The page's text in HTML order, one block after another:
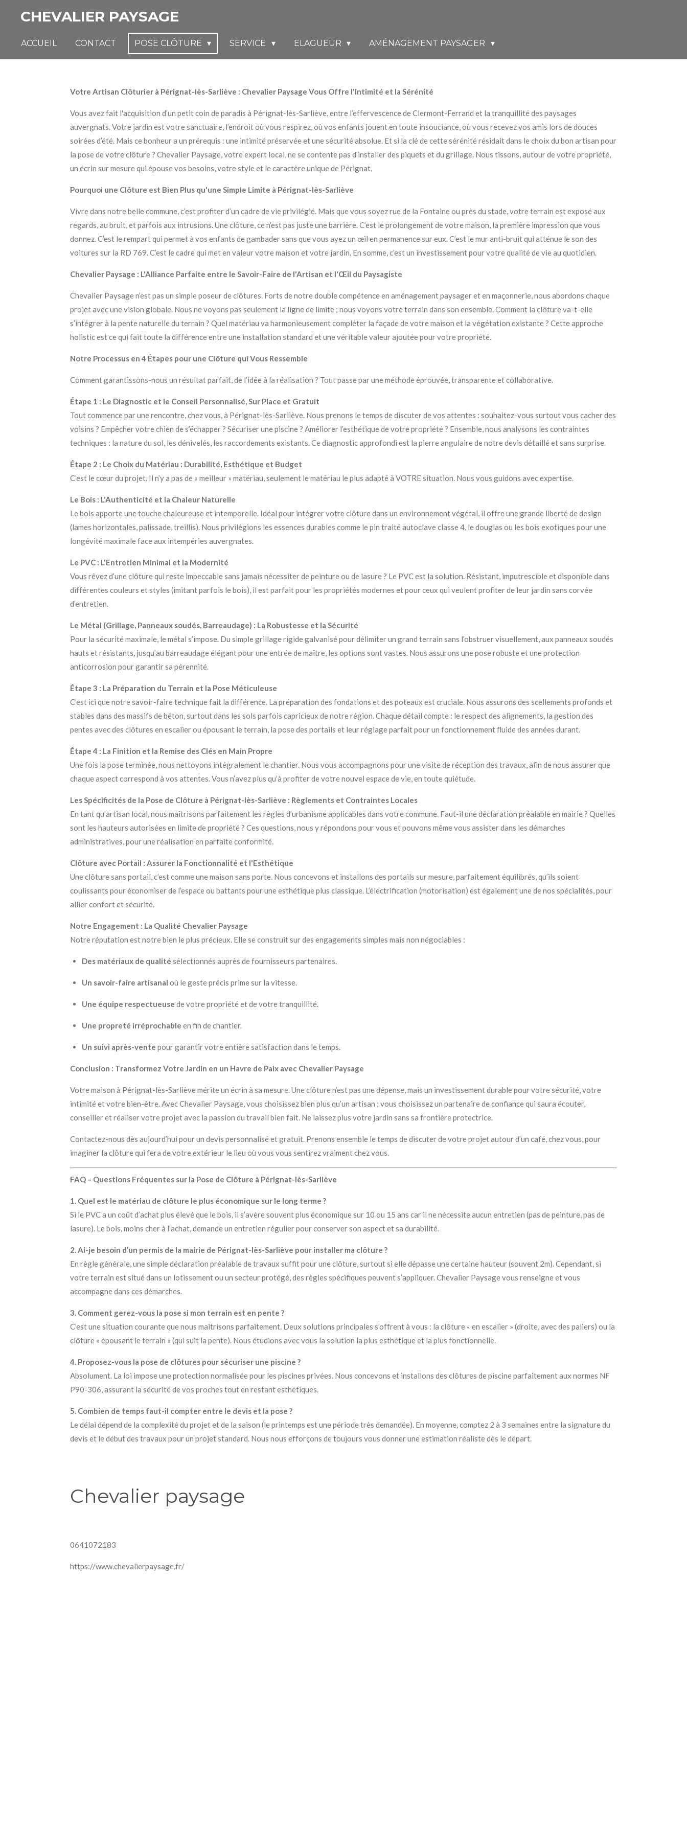
Passer
contenu
CHEVALIER PAYSAGE
ACCUEIL CONTACT POSE CLÔTURE SERVICE ELAGUEUR AMÉNAGEMENT PAYSAGER
Votre Artisan Clôturier à Pérignat-lès-Sarliève : Chevalier Paysage Vous Offre l'Intimité et la Sérénité
Vous avez fait l'acquisition d’un petit coin de paradis à Pérignat-lès-Sarliève, entre l’effervescence de Clermont-Ferrand et la tranquillité des paysages
auvergnats. Votre jardin est votre sanctuaire, l’endroit où vous respirez, où vos enfants jouent en toute insouciance, où vous recevez vos amis lors de douces
soirées d’été. Mais ce bonheur a un prérequis : une intimité préservée et une sécurité absolue. Et si la clé de cette sérénité résidait dans le choix du bon artisan pour
la pose de votre clôture ? Chevalier Paysage, votre expert local, ne se contente pas d’installer des piquets et du grillage. Nous tissons, autour de votre propriété,
un écrin sur mesure qui épouse vos besoins, votre style et le caractère unique de Pérignat.
Pourquoi une Clôture est Bien Plus qu'une Simple Limite à Pérignat-lès-Sarliève
Vivre dans notre belle commune, c’est profiter d’un cadre de vie privilégié. Mais que vous soyez rue de la Fontaine ou près du stade, votre terrain est exposé aux
regards, au bruit, et parfois aux intrusions. Une clôture, ce n’est pas juste une barrière. C’est le prolongement de votre maison, la première impression que vous
donnez. C’est le rempart qui permet à vos enfants de gambader sans que vous ayez un œil en permanence sur eux. C’est le mur anti-bruit qui atténue le son des
voitures sur la RD 769. C’est le cadre qui met en valeur votre maison et votre jardin. En somme, c’est un investissement pour votre qualité de vie au quotidien.
Chevalier Paysage : L'Alliance Parfaite entre le Savoir-Faire de l'Artisan et l'Œil du Paysagiste
Chevalier Paysage n’est pas un simple poseur de clôtures. Forts de notre double compétence en aménagement paysager et en maçonnerie, nous abordons chaque
projet avec une vision globale. Nous ne voyons pas seulement la ligne de limite ; nous voyons votre terrain dans son ensemble. Comment la clôture va-t-elle
s’intégrer à la pente naturelle du terrain ? Quel matériau va harmonieusement compléter la façade de votre maison et la végétation existante ? Cette approche
holistic est ce qui fait toute la différence entre une installation standard et une véritable valeur ajoutée pour votre propriété.
Notre Processus en 4 Étapes pour une Clôture qui Vous Ressemble
Comment garantissons-nous un résultat parfait, de l’idée à la réalisation ? Tout passe par une méthode éprouvée, transparente et collaborative.
Étape 1 : Le Diagnostic et le Conseil Personnalisé, Sur Place et Gratuit
Tout commence par une rencontre, chez vous, à Pérignat-lès-Sarliève. Nous prenons le temps de discuter de vos attentes : souhaitez-vous surtout vous cacher des
voisins ? Empêcher votre chien de s’échapper ? Sécuriser une piscine ? Améliorer l’esthétique de votre propriété ? Ensemble, nous analysons les contraintes
techniques : la nature du sol, les dénivelés, les raccordements existants. Ce diagnostic approfondi est la pierre angulaire de notre devis détaillé et sans surprise.
Étape 2 : Le Choix du Matériau : Durabilité, Esthétique et Budget
C’est le cœur du projet. Il n’y a pas de « meilleur » matériau, seulement le matériau le plus adapté à VOTRE situation. Nous vous guidons avec expertise.
Le Bois : L'Authenticité et la Chaleur Naturelle
Le bois apporte une touche chaleureuse et intemporelle. Idéal pour intégrer votre clôture dans un environnement végétal, il offre une grande liberté de design
(lames horizontales, palissade, treillis). Nous privilégions les essences durables comme le pin traité autoclave classe 4, le douglas ou les bois exotiques pour une
longévité maximale face aux intempéries auvergnates.
Le PVC : L'Entretien Minimal et la Modernité
Vous rêvez d’une clôture qui reste impeccable sans jamais nécessiter de peinture ou de lasure ? Le PVC est la solution. Résistant, imputrescible et disponible dans
différentes couleurs et styles (imitant parfois le bois), il est parfait pour les propriétés modernes et pour ceux qui veulent profiter de leur jardin sans corvée
d’entretien.
Le Métal (Grillage, Panneaux soudés, Barreaudage) : La Robustesse et la Sécurité
Pour la sécurité maximale, le métal s’impose. Du simple grillage rigide galvanisé pour délimiter un grand terrain sans l’obstruer visuellement, aux panneaux soudés
hauts et résistants, jusqu’au barreaudage élégant pour une entrée de maître, les options sont vastes. Nous assurons une pose robuste et une protection
anticorrosion pour garantir sa pérennité.
Étape 3 : La Préparation du Terrain et la Pose Méticuleuse
C’est ici que notre savoir-faire technique fait la différence. La préparation des fondations et des poteaux est cruciale. Nous assurons des scellements profonds et
stables dans des massifs de béton, surtout dans les sols parfois capricieux de notre région. Chaque détail compte : le respect des alignements, la gestion des
pentes avec des clôtures en escalier ou épousant le terrain, la pose des portails et leur réglage parfait pour un fonctionnement fluide des années durant.
Étape 4 : La Finition et la Remise des Clés en Main Propre
Une fois la pose terminée, nous nettoyons intégralement le chantier. Nous vous accompagnons pour une visite de réception des travaux, afin de nous assurer que
chaque aspect correspond à vos attentes. Vous n’avez plus qu’à profiter de votre nouvel espace de vie, en toute quiétude.
Les Spécificités de la Pose de Clôture à Pérignat-lès-Sarliève : Règlements et Contraintes Locales
En tant qu’artisan local, nous maîtrisons parfaitement les règles d’urbanisme applicables dans votre commune. Faut-il une déclaration préalable en mairie ? Quelles
sont les hauteurs autorisées en limite de propriété ? Ces questions, nous y répondons pour vous et pouvons même vous assister dans les démarches
administratives, pour une réalisation en parfaite conformité.
Clôture avec Portail : Assurer la Fonctionnalité et l'Esthétique
Une clôture sans portail, c’est comme une maison sans porte. Nous concevons et installons des portails sur mesure, parfaitement équilibrés, qu’ils soient
coulissants pour économiser de l’espace ou battants pour une esthétique plus classique. L’électrification (motorisation) est également une de nos spécialités, pour
allier confort et sécurité.
Notre Engagement : La Qualité Chevalier Paysage
Notre réputation est notre bien le plus précieux. Elle se construit sur des engagements simples mais non négociables :
Des matériaux de qualité sélectionnés auprès de fournisseurs partenaires.
Un savoir-faire artisanal où le geste précis prime sur la vitesse.
Une équipe respectueuse de votre propriété et de votre tranquillité.
Une propreté irréprochable en fin de chantier.
Un suivi après-vente pour garantir votre entière satisfaction dans le temps.
Conclusion : Transformez Votre Jardin en un Havre de Paix avec Chevalier Paysage
Votre maison à Pérignat-lès-Sarliève mérite un écrin à sa mesure. Une clôture n’est pas une dépense, mais un investissement durable pour votre sécurité, votre
intimité et votre bien-être. Avec Chevalier Paysage, vous choisissez bien plus qu’un artisan ; vous choisissez un partenaire de confiance qui saura écouter,
conseiller et réaliser votre projet avec la passion du travail bien fait. Ne laissez plus votre jardin sans sa frontière protectrice.
Contactez-nous dès aujourd’hui pour un devis personnalisé et gratuit. Prenons ensemble le temps de discuter de votre projet autour d’un café, chez vous, pour
imaginer la clôture qui fera de votre extérieur le lieu où vous vous sentirez vraiment chez vous.
FAQ – Questions Fréquentes sur la Pose de Clôture à Pérignat-lès-Sarliève
1. Quel est le matériau de clôture le plus économique sur le long terme ?
Si le PVC a un coût d’achat plus élevé que le bois, il s’avère souvent plus économique sur 10 ou 15 ans car il ne nécessite aucun entretien (pas de peinture, pas de
lasure). Le bois, moins cher à l’achat, demande un entretien régulier pour conserver son aspect et sa durabilité.
2. Ai-je besoin d’un permis de la mairie de Pérignat-lès-Sarliève pour installer ma clôture ?
En règle générale, une simple déclaration préalable de travaux suffit pour une clôture, surtout si elle dépasse une certaine hauteur (souvent 2m). Cependant, si
votre terrain est situé dans un lotissement ou un secteur protégé, des règles spécifiques peuvent s’appliquer. Chevalier Paysage vous renseigne et vous
accompagne dans ces démarches.
3. Comment gerez-vous la pose si mon terrain est en pente ?
C’est une situation courante que nous maîtrisons parfaitement. Deux solutions principales s’offrent à vous : la clôture « en escalier » (droite, avec des paliers) ou la
clôture « épousant le terrain » (qui suit la pente). Nous étudions avec vous la solution la plus esthétique et la plus fonctionnelle.
4. Proposez-vous la pose de clôtures pour sécuriser une piscine ?
Absolument. La loi impose une protection normalisée pour les piscines privées. Nous concevons et installons des clôtures de piscine parfaitement aux normes NF
P90-306, assurant la sécurité de vos proches tout en restant esthétiques.
5. Combien de temps faut-il compter entre le devis et la pose ?
Le délai dépend de la complexité du projet et de la saison (le printemps est une période très demandée). En moyenne, comptez 2 à 3 semaines entre la signature du
devis et le début des travaux pour un projet standard. Nous nous efforçons de toujours vous donner une estimation réaliste dès le départ.
Chevalier paysage
0641072183
https://www.chevalierpaysage.fr/